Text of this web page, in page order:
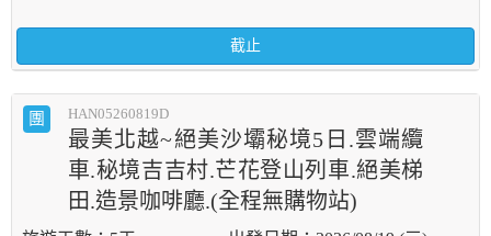
截止
團 HAN05260819D
最美北越~絕美沙壩秘境5日.雲端纜
車.秘境吉吉村.芒花登山列車.絕美梯
田.造景咖啡廳.(全程無購物站)